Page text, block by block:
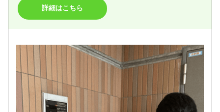
詳細はこちら